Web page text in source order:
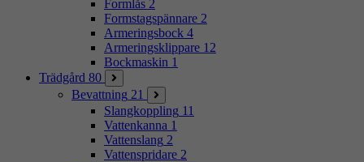
Formlås 2
Formstagspännare 2
Armeringsbock 4
Armeringsklippare 12
Bockmaskin 1
Trädgård 80
Bevattning 21
Slangkoppling 11
Vattenkanna 1
Vattenslang 2
Vattenspridare 2